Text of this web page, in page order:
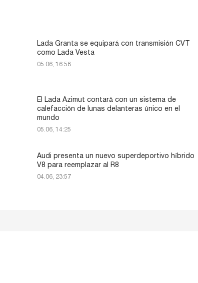
Lada Granta se equipará con transmisión CVT
como Lada Vesta
05.06, 16:58
El Lada Azimut contará con un sistema de
calefacción de lunas delanteras único en el
mundo
05.06, 14:25
Audi presenta un nuevo superdeportivo híbrido
V8 para reemplazar al R8
04.06, 23:57